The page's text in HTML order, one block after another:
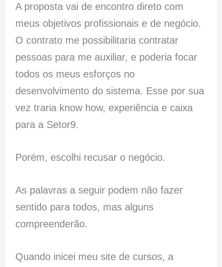
A proposta vai de encontro direto com
meus objetivos profissionais e de negócio.
O contrato me possibilitaria contratar
pessoas para me auxiliar, e poderia focar
todos os meus esforços no
desenvolvimento do sistema. Esse por sua
vez traria know how, experiência e caixa
para a Setor9.
Porém, escolhi recusar o negócio.
As palavras a seguir podem não fazer
sentido para todos, mas alguns
compreenderão.
Quando inicei meu site de cursos, a